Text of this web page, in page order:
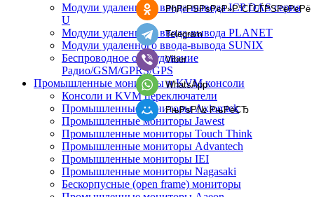
Модули удаленного ввода-вывода ICP DAS серия
U
Модули удаленного ввода-вывода PLANET
Модули удаленного ввода-вывода SUNIX
Беспроводное оборудование
Радио/GSM/GPRS/GPS
Промышленные мониторы и KVM консоли
Консоли и KVM переключатели
Промышленные мониторы Axiomtek
Промышленные мониторы Jawest
Промышленные мониторы Touch Think
Промышленные мониторы Advantech
Промышленные мониторы IEI
Промышленные мониторы Nagasaki
Бескорпусные (open frame) мониторы
РћРґРЅРѕРєР»Р°СЃСЃРЅРёРєРё
Telegram
Viber
WhatsApp
РњРѕР№ РњРёСЂ